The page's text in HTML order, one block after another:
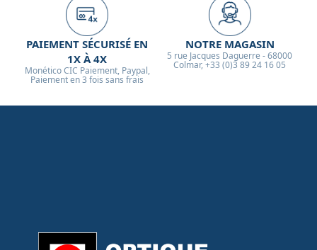
PAIEMENT SÉCURISÉ EN
1X À 4X
Monético CIC Paiement, Paypal,
Paiement en 3 fois sans frais
NOTRE MAGASIN
5 rue Jacques Daguerre - 68000
Colmar, +33 (0)3 89 24 16 05